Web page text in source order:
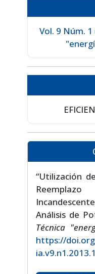
Vol. 9 Núm.
“Utilización
Análisis de
Técnica
https://